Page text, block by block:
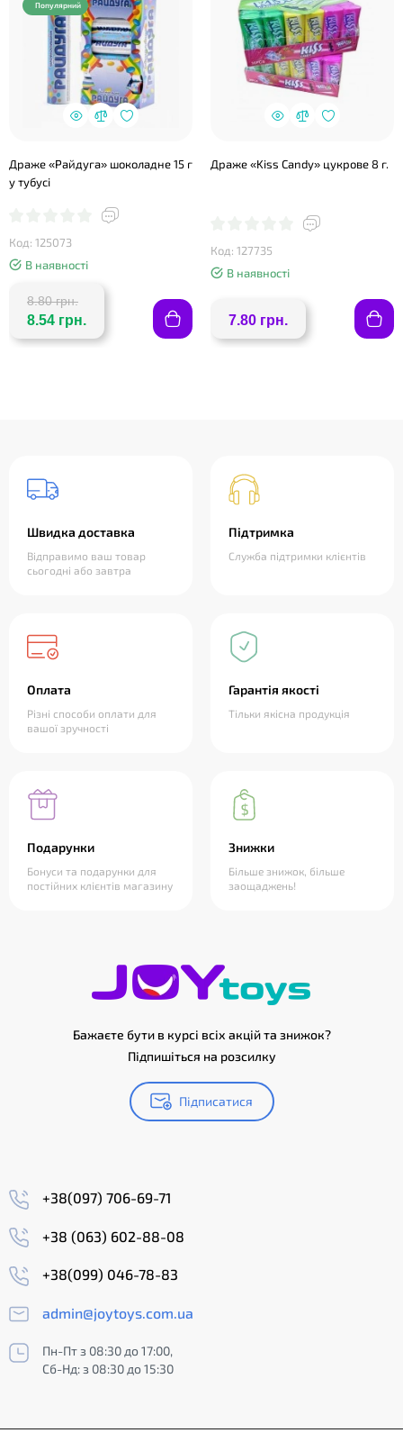
Популярний
Драже «Райдуга» шоколадне 15 г
у тубусі
Код: 125073
В наявності
8.80 грн.
8.54 грн.
Драже «Kiss Candy» цукрове 8 г.
Код: 127735
В наявності
7.80 грн.
Швидка доставка
Відправимо ваш товар
сьогодні або завтра
Підтримка
Служба підтримки клієнтів
Оплата
Різні способи оплати для
вашої зручності
Гарантія якості
Тільки якісна продукція
Подарунки
Бонуси та подарунки для
постійних клієнтів магазину
Знижки
Більше знижок, більше
заощаджень!
Бажаєте бути в курсі всіх акцій та знижок?
Підпишіться на розсилку
Підписатися
+38(097) 706-69-71
+38 (063) 602-88-08
+38(099) 046-78-83
admin@joytoys.com.ua
Пн-Пт з 08:30 до 17:00,
Сб-Нд: з 08:30 до 15:30